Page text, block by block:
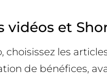
vidéos et
les
de bénéfices,